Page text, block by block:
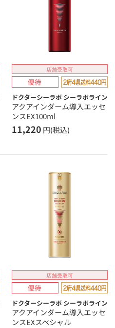
店舗受取可
ドクターシーラボ シーラボライン
アクアインダーム導入エッセ
ンスEX100ml
11,220 円(税込)
店舗受取可
ドクターシーラボ シーラボライン
アクアインダーム導入エッセ
ンスEXスペシャル